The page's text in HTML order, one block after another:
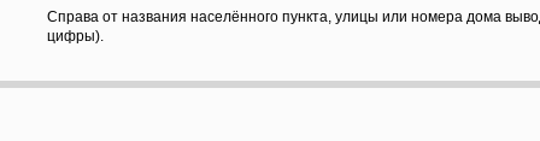
Справа от названия населённого пункта, улицы или номера дома
цифры).